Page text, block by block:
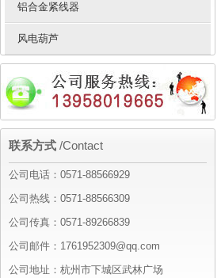
铝合金紧线器
风电葫芦
联系方式 /Contact
公司电话：0571-88566929
公司热线：0571-88566309
公司传真：0571-89266839
公司邮件：1761952309@qq.com
公司地址：杭州市下城区武林广场